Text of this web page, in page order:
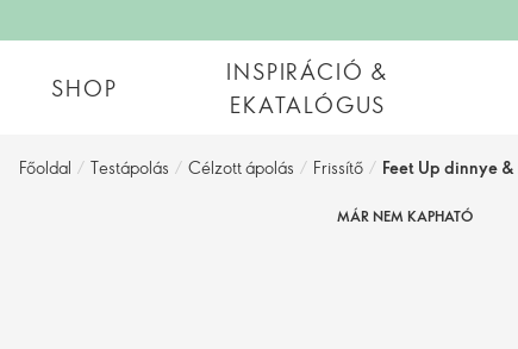
SHOP
INSPIRÁCIÓ &
EKATALÓGUS
Főoldal / Testápolás / Célzott ápolás / Frissítő / Feet Up dinnye
MÁR NEM KAPHATÓ